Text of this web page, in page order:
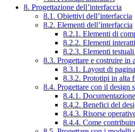
8. Progettazione dell’interfaccia
8.1. Obiettivi dell’interfaccia
8.2. Elementi dell’interfaccia
8.2.1. Elementi di
8.2.2. Elementi
8.2.3. Elementi
8.3. Progettare e costruire in
8.3.1. Layout di pagina
8.3.2. Prototipi in alta
8.4. Progettare con il design
8.4.1. Documentazione
8.4.2. Benefici del
8.4.3. Risorse
8.4.4. Come